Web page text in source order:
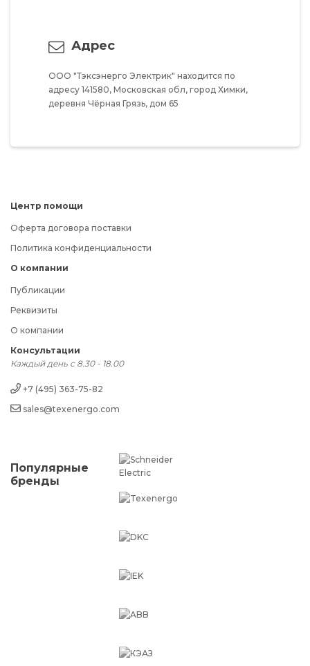
Адрес
ООО "Тэксэнерго Электрик" находится по
адресу 141580, Московская обл, город Химки,
деревня Чёрная Грязь, дом 65
Центр помощи
Оферта договора поставки
Политика конфиденциальности
О компании
Публикации
Реквизиты
О компании
Консультации
Каждый день с 8.30 - 18.00
+7 (495) 363-75-82
sales@texenergo.com
Популярные
бренды